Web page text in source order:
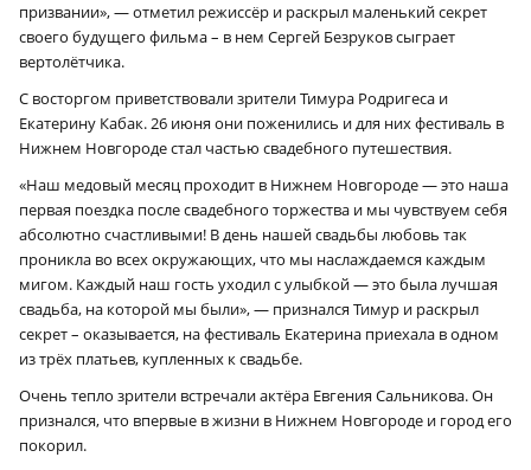
призвании», — отметил режиссёр и раскрыл маленький секрет
своего будущего фильма – в нем Сергей Безруков сыграет
вертолётчика.
С восторгом приветствовали зрители Тимура Родригеса и
Екатерину Кабак. 26 июня они поженились и для них фестиваль в
Нижнем Новгороде стал частью свадебного путешествия.
«Наш медовый месяц проходит в Нижнем Новгороде — это наша
первая поездка после свадебного торжества и мы чувствуем себя
абсолютно счастливыми! В день нашей свадьбы любовь так
проникла во всех окружающих, что мы наслаждаемся каждым
мигом. Каждый наш гость уходил с улыбкой — это была лучшая
свадьба, на которой мы были», — признался Тимур и раскрыл
секрет – оказывается, на фестиваль Екатерина приехала в одном
из трёх платьев, купленных к свадьбе.
Очень тепло зрители встречали актёра Евгения Сальникова. Он
признался, что впервые в жизни в Нижнем Новгороде и город его
покорил.